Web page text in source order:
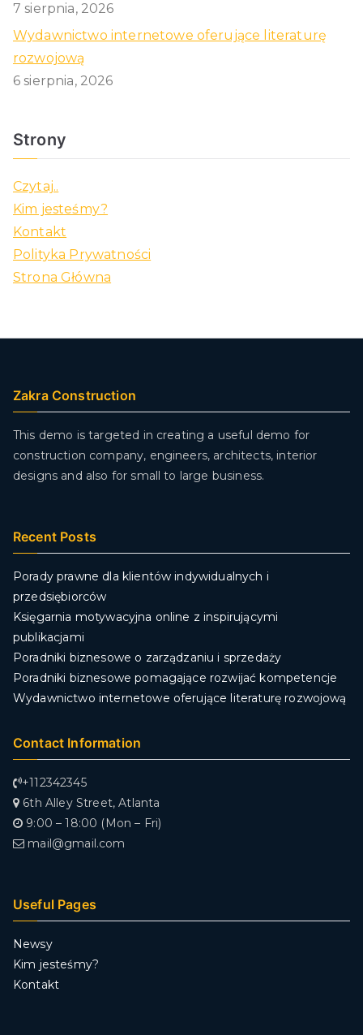
7 sierpnia, 2026
Wydawnictwo internetowe oferujące literaturę
rozwojową
6 sierpnia, 2026
Strony
Czytaj..
Kim jesteśmy?
Kontakt
Polityka Prywatności
Strona Główna
Zakra Construction
This demo is targeted in creating a useful demo for
construction company, engineers, architects, interior
designs and also for small to large business.
Recent Posts
Porady prawne dla klientów indywidualnych i
przedsiębiorców
Księgarnia motywacyjna online z inspirującymi
publikacjami
Poradniki biznesowe o zarządzaniu i sprzedaży
Poradniki biznesowe pomagające rozwijać kompetencje
Wydawnictwo internetowe oferujące literaturę rozwojową
Contact Information
+112342345
6th Alley Street, Atlanta
9:00 – 18:00 (Mon – Fri)
mail@gmail.com
Useful Pages
Newsy
Kim jesteśmy?
Kontakt